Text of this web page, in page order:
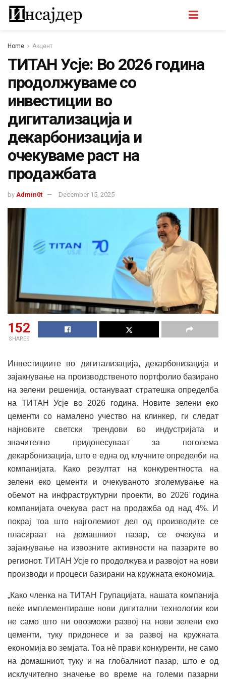
Home Акцент
ТИТАН Усје: Во 2026 година
продолжуваме со
инвестиции во
дигитализација и
декарбонизација и
очекуваме раст на
продажбата
by Admin0t December 15, 2025
152
SHARES
Инвестициите во дигитализација, декарбонизација и
зајакнување на производственото портфолио базирано
на зелени решенија, остануваат стратешка определба
на ТИТАН Усје во 2026 година. Новите зелени еко
цементи со намалено учество на клинкер, ги следат
најновите светски трендови во индустријата и
значително придонесуваат за поголема
декарбонизација, што е една од клучните определби на
компанијата. Како резултат на конкурентноста на
зелени еко цементи и очекуваното зголемување на
обемот на инфраструктурни проекти, во 2026 година
компанијата очекува раст на продажба од над 4%. И
покрај тоа што најголемиот дел од производите се
пласираат на домашниот пазар, се очекува и
зајакнување на извозните активности на пазарите во
регионот. ТИТАН Усје го продолжува и развојот на нови
производи и процеси базирани на кружната економија.
„Како членка на ТИТАН Групацијата, нашата компанија
веќе имплементираше нови дигитални технологии кои
не само што ни овозможи развој на нови зелени еко
цементи, туку придонесе и за развој на кружната
економија во земјата. Тоа нѐ прави конкуренти, не само
на домашниот, туку и на глобалниот пазар, што е од
исклучително значење во време на големи пазарни